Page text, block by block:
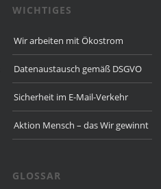
WICHTIGES
Wir arbeiten mit Ökostrom
Datenaustausch gemäß DSGVO
Sicherheit im E-Mail-Verkehr
Aktion Mensch – das Wir gewinnt
GLOSSAR